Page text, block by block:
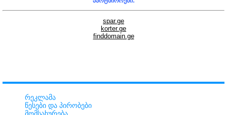
spar.ge
korter.ge
finddomain.ge
რეკლამა
წესები და პირობები